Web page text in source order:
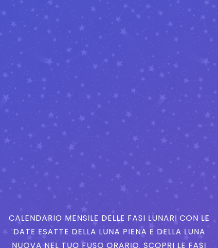
CALENDARIO MENSILE DELLE FASI LUNARI CON LE
DATE ESATTE DELLA LUNA PIENA E DELLA LUNA
NUOVA NEL TUO FUSO ORARIO. SCOPRI LE FASI